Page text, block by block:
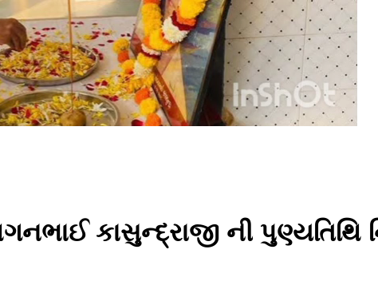
કાસુન્દ્રાજી ની પુણ્યતિથિ